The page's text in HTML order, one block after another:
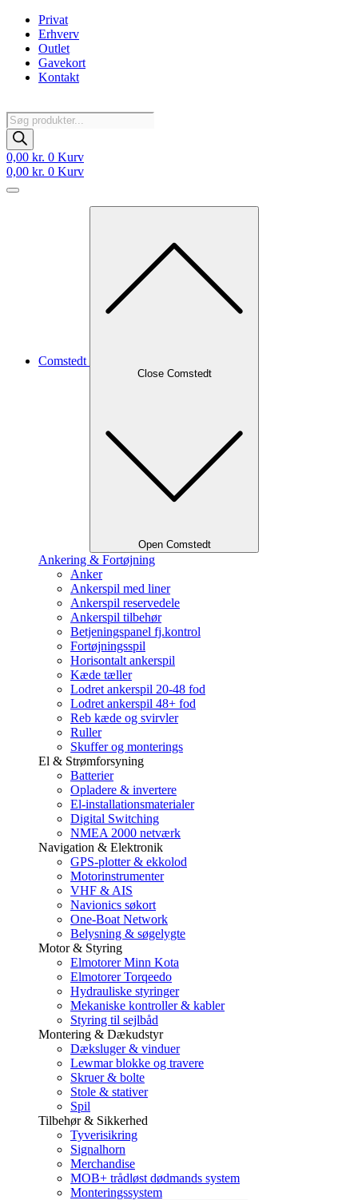
Videre
indhold
Privat
Erhverv
Outlet
Gavekort
Kontakt
Products
search
0,00 kr. 0 Kurv
0,00 kr. 0 Kurv
Comstedt
Close Comstedt
Open Comstedt
Ankering & Fortøjning
Anker
Ankerspil med liner
Ankerspil reservedele
Ankerspil tilbehør
Betjeningspanel fj.kontrol
Fortøjningsspil
Horisontalt ankerspil
Kæde tæller
Lodret ankerspil 20-48 fod
Lodret ankerspil 48+ fod
Reb kæde og svirvler
Ruller
Skuffer og monterings
El & Strømforsyning
Batterier
Opladere & invertere
El-installationsmaterialer
Digital Switching
NMEA 2000 netværk
Navigation & Elektronik
GPS-plotter & ekkolod
Motorinstrumenter
VHF & AIS
Navionics søkort
One-Boat Network
Belysning & søgelygte
Motor & Styring
Elmotorer Minn Kota
Elmotorer Torqeedo
Hydrauliske styringer
Mekaniske kontroller & kabler
Styring til sejlbåd
Montering & Dækudstyr
Dæksluger & vinduer
Lewmar blokke og travere
Skruer & bolte
Stole & stativer
Spil
Tilbehør & Sikkerhed
Tyverisikring
Signalhorn
Merchandise
MOB+ trådløst dødmands system
Monteringssystem